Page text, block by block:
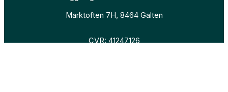
Marktoften 7H, 8464 Galten
CVR: 41247126